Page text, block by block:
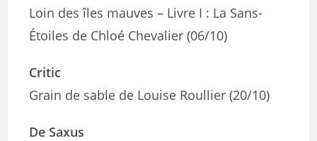
Loin des îles mauves – Livre I : La Sans-
Étoiles de Chloé Chevalier (06/10)
Critic
Grain de sable de Louise Roullier (20/10)
De Saxus